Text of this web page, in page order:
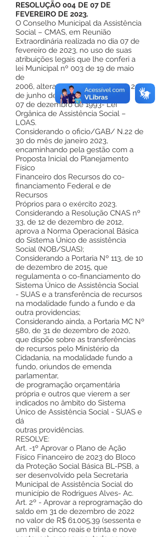
RESOLUÇÃO 004 DE 07 DE
FEVEREIRO DE 2023.
O Conselho Municipal da Assistência
Social – CMAS, em Reunião
Extraordinária realizada no dia 07 de
fevereiro de 2023, no uso de suas
atribuições legais que lhe conferi a
lei Municipal nº 003 de 19 de maio
de
2006, alterada pela Lei nº 222 de 20
de junho de 2019, e lei n°8.742 de
07 de dezembro de 1993- Lei
Orgânica de Assistência Social –
LOAS.
Considerando o oficio/GAB/ N.22 de
30 do mês de janeiro 2023,
encaminhando pela gestão com a
Proposta Inicial do Planejamento
Físico
Financeiro dos Recursos do co-
financiamento Federal e de
Recursos
Próprios para o exército 2023.
Considerando a Resolução CNAS nº
33, de 12 de dezembro de 2012,
aprova a Norma Operacional Básica
do Sistema Único de assistência
Social (NOB/SUAS);
Considerando a Portaria Nº 113, de 10
de dezembro de 2015, que
regulamenta o co-financiamento do
Sistema Único de Assistência Social
- SUAS e a transferência de recursos
na modalidade fundo a fundo e da
outra providencias;
Considerando ainda, a Portaria MC Nº
580, de 31 de dezembro de 2020,
que dispõe sobre as transferências
de recursos pelo Ministério da
Cidadania, na modalidade fundo a
fundo, oriundos de emenda
parlamentar,
de programação orçamentária
própria e outros que vierem a ser
indicados no âmbito do Sistema
Único de Assistência Social - SUAS e
dá
outras providências.
RESOLVE:
Art. -1º Aprovar o Plano de Ação
Físico Financeiro de 2023 do Bloco
da Proteção Social Básica BL-PSB, a
ser desenvolvido pela Secretaria
Municipal de Assistência Social do
município de Rodrigues Alves- Ac.
Art. 2º - Aprovar a reprogramação do
saldo em 31 de dezembro de 2022
no valor de R$ 61.005,39 (sessenta e
um mil e cinco reais e trinta e nove